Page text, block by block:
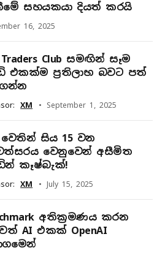
සහයකයා දියත් කරයි
16, 2025
Traders Club සමඟින් සෑම
එකක්ම ප්‍රතිලාභ බවට පත්
XM September 1, 2025
වෙතින් සිය 15 වන
වෙනුවෙන් අසීමිත
කෑෂ්බැක්!
XM July 15, 2025
අතික්‍රමණය කරන
AI එකක් OpenAI